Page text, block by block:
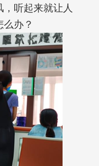
听起来就让人
办？